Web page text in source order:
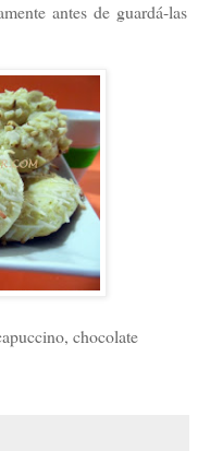
antes de guardá-las
chocolate